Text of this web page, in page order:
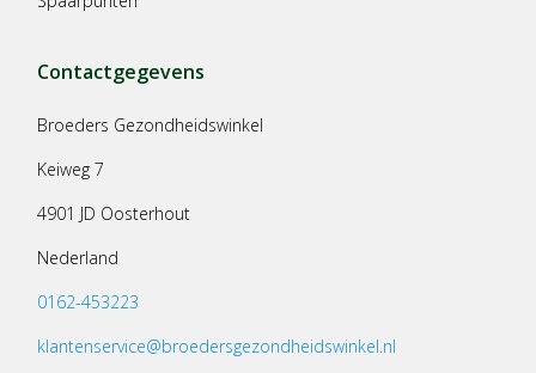
Contactgegevens
Broeders Gezondheidswinkel
Keiweg 7
4901 JD Oosterhout
Nederland
0162-453223
klantenservice@broedersgezondheidswinkel.nl